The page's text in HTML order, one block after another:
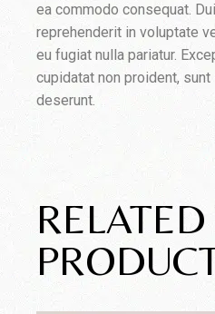
ea commodo consequat.
reprehenderit in voluptate
eu fugiat nulla pariatur.
cupidatat non proident,
deserunt.
RELATED